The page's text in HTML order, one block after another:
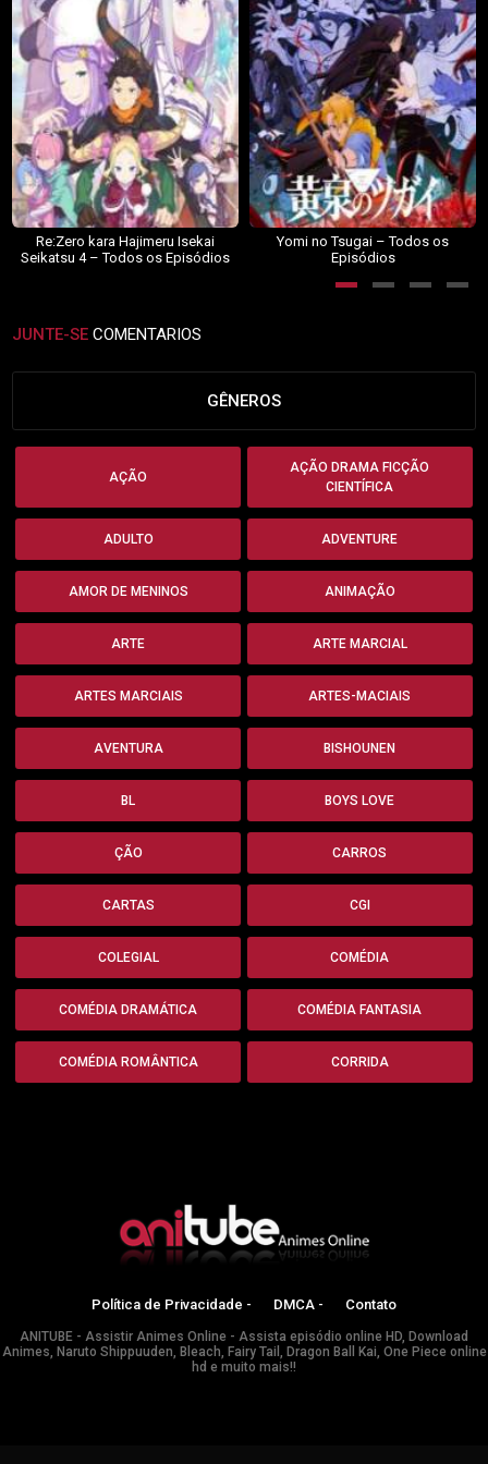
Re:Zero kara Hajimeru Isekai
Seikatsu 4 – Todos os Episódios
Yomi no Tsugai – Todos os
Episódios
JUNTE-SE COMENTARIOS
GÊNEROS
AÇÃO
AÇÃO DRAMA FICÇÃO
CIENTÍFICA
ADULTO ADVENTURE
AMOR DE MENINOS ANIMAÇÃO
ARTE ARTE MARCIAL
ARTES MARCIAIS ARTES-MACIAIS
AVENTURA BISHOUNEN
BL BOYS LOVE
ÇÃO CARROS
CARTAS CGI
COLEGIAL COMÉDIA
COMÉDIA DRAMÁTICA COMÉDIA FANTASIA
COMÉDIA ROMÂNTICA CORRIDA
Política de Privacidade - DMCA - Contato
ANITUBE - Assistir Animes Online - Assista episódio online HD, Download
Animes, Naruto Shippuuden, Bleach, Fairy Tail, Dragon Ball Kai, One Piece online
hd e muito mais!!